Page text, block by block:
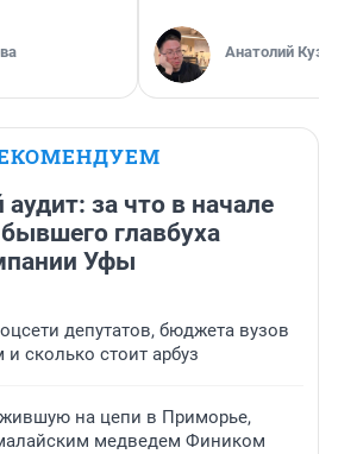
Анатолий
за что в начале
главбуха
Уфы
депутатов, бюджета вузов
сколько стоит арбуз
на цепи в Приморье,
медведем Фиником